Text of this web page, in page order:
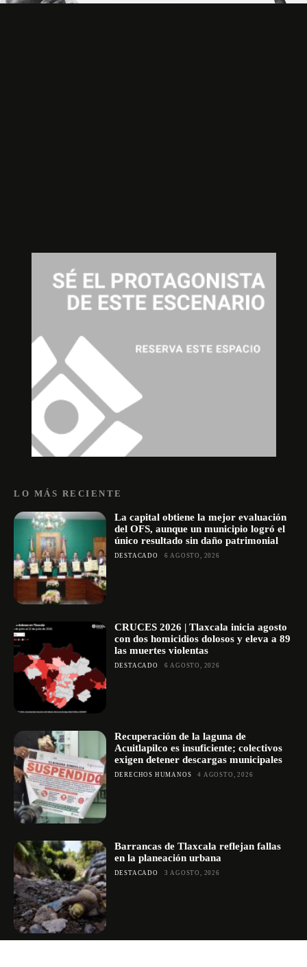
LO MÁS RECIENTE
La capital obtiene la mejor evaluación
del OFS, aunque un municipio logró el
único resultado sin daño patrimonial
DESTACADO 6 AGOSTO, 2026
CRUCES 2026 | Tlaxcala inicia agosto
con dos homicidios dolosos y eleva a 89
las muertes violentas
DESTACADO 6 AGOSTO, 2026
Recuperación de la laguna de
Acuitlapilco es insuficiente; colectivos
exigen detener descargas municipales
DERECHOS HUMANOS 4 AGOSTO, 2026
Barrancas de Tlaxcala reflejan fallas
en la planeación urbana
DESTACADO 3 AGOSTO, 2026